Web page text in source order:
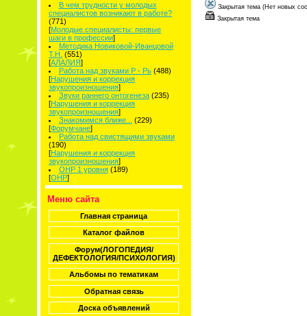
В чем трудности у молодых
специалистов возникают в работе?
(771)
[Молодые специалисты: первые
шаги в профессии]
Методика Новиковой-Иванцовой
Т.Н. (551)
[АЛАЛИЯ]
Работа над звуками Р - Рь (488)
[Нарушения и коррекция
звукопроизношения]
Звуки раннего онтогенеза (235)
[Нарушения и коррекция
звукопроизношения]
Знакомимся ближе...
(229)
[Форумчане]
Работа над свистящими звуками
(190)
[Нарушения и коррекция
звукопроизношения]
ОНР 1 уровня (189)
[ОНР]
Меню сайта
Главная страница
Каталог файлов
Форум(ЛОГОПЕДИЯ/
ДЕФЕКТОЛОГИЯ/ПСИХОЛОГИЯ)
Альбомы по тематикам
Обратная связь
Доска объявлений
Закрытая тема (Нет новых
Закрытая тема